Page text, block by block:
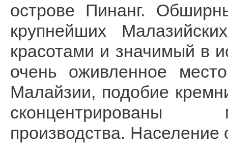
острове Пинанг.
крупнейших
красотами и значимый в
очень оживленное
Малайзии, подобие
сконцентрированы
производства. Население